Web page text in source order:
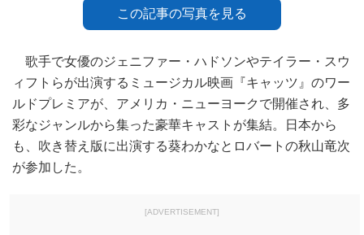
この記事の写真を見る
歌手で女優のジェニファー・ハドソンやテイラー・スウ
ィフトらが出演するミュージカル映画『キャッツ』のワー
ルドプレミアが、アメリカ・ニューヨークで開催され、多
彩なジャンルから集った豪華キャストが集結。日本から
も、吹き替え版に出演する葵わかなとロバートの秋山竜次
が参加した。
[ADVERTISEMENT]